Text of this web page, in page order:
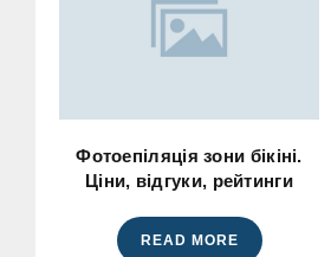
Фотоепіляція зони бікіні.
Ціни, відгуки, рейтинги
READ MORE